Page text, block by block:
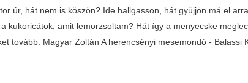
úr, hát nem is köszön? Ide hallgasson, hát gyüjjön má el
kukoricátok, amit lemorzsoltam? Hát így a menyecske
tovább. Magyar Zoltán A herencsényi mesemondó - Balassi